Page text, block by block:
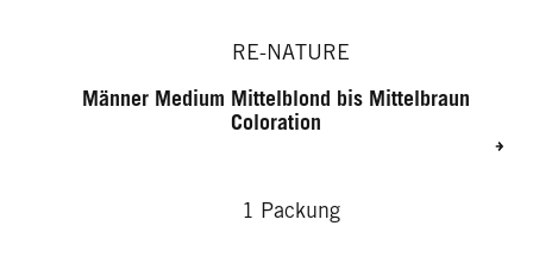
RE-NATURE
Männer Medium Mittelblond bis Mittelbraun
Coloration
1 Packung